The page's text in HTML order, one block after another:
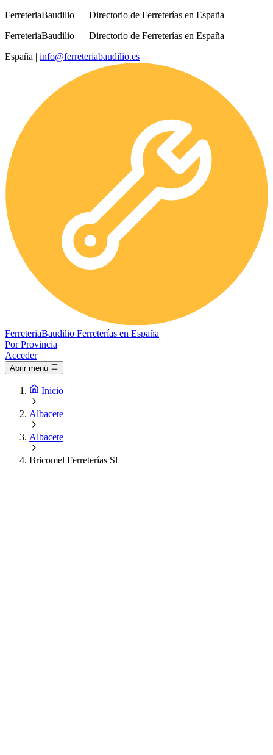
FerreteriaBaudilio — Directorio de Ferreterías en España
FerreteriaBaudilio — Directorio de Ferreterías en España
España | info@ferreteriabaudilio.es
FerreteriaBaudilio Ferreterías en España
Por Provincia
Acceder
Abrir menú
Inicio
Albacete
Albacete
Bricomel Ferreterías Sl